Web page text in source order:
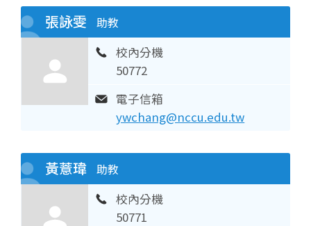
張詠雯 助教
校內分機
50772
電子信箱
ywchang@nccu.edu.tw
黃薏瑋 助教
校內分機
50771